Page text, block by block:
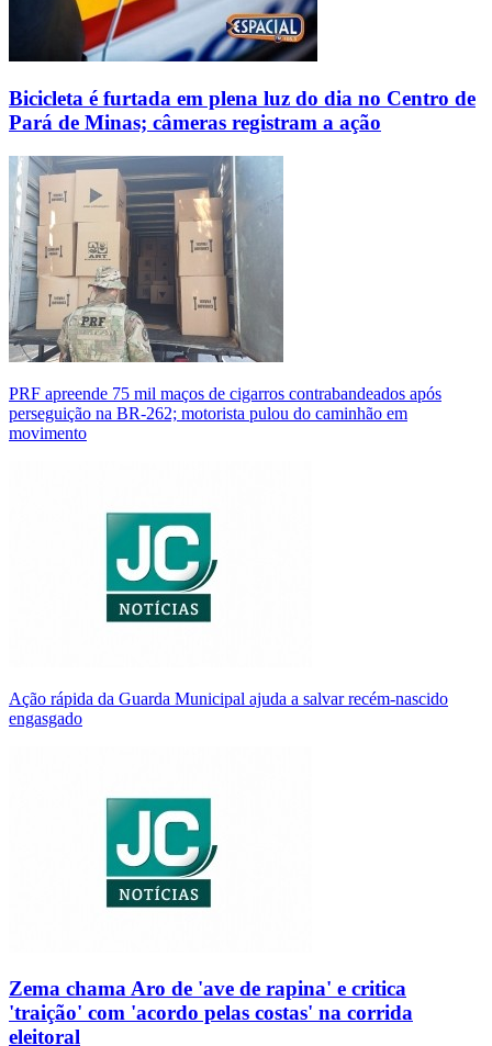
Bicicleta é furtada em plena luz do dia no Centro de
Pará de Minas; câmeras registram a ação
PRF apreende 75 mil maços de cigarros contrabandeados após
perseguição na BR-262; motorista pulou do caminhão em
movimento
Ação rápida da Guarda Municipal ajuda a salvar recém-nascido
engasgado
Zema chama Aro de 'ave de rapina' e critica
'traição' com 'acordo pelas costas' na corrida
eleitoral